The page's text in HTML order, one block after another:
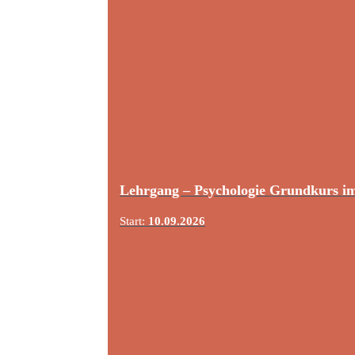
Lehrgang – Psychologie Grundkurs
Start: 10.09.2026